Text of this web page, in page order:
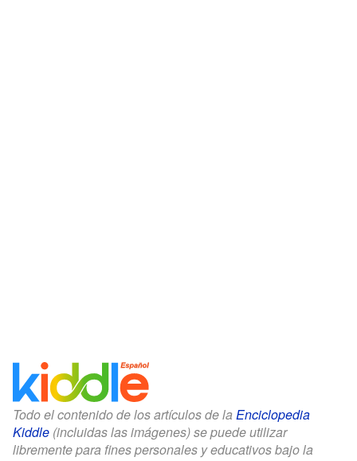
Todo el contenido de los artículos de la Enciclopedia
Kiddle (incluidas las imágenes) se puede utilizar
libremente para fines personales y educativos bajo la